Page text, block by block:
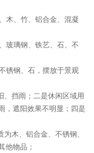
木、竹、铝合金、混凝
玻璃钢、铁艺、石、不
锈钢、石，摆放于景观
挡雨；二是休闲区域用
，遮阳效果不明显；四是
木、铝合金、不锈钢、
他物品；